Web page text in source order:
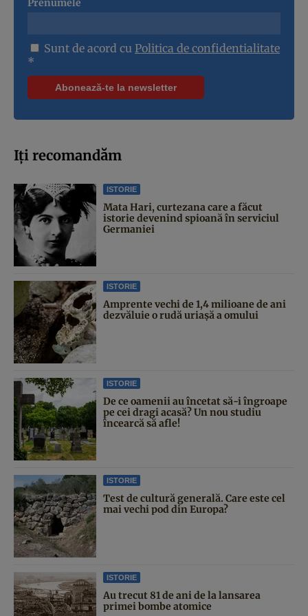
Prenumele
Sunt de acord cu Politica de confidentialitate
*
Iți recomandăm
ISTORIE
Mata Hari, curtezana care a făcut
istorie devenind spioană în serviciul
Germaniei
ISTORIE
Amprente vechi de 1,4 milioane de ani
dezvăluie o rudă uriașă a omului
ISTORIE
De ce oamenii au încetat să-i îngroape
pe cei dragi acasă? Un nou studiu
încearcă să afle!
ISTORIE
Test de cultură generală. Care este cel
mai vechi pod din Europa?
ISTORIE
Au trecut 81 de ani de la lansarea
primei bombe atomice